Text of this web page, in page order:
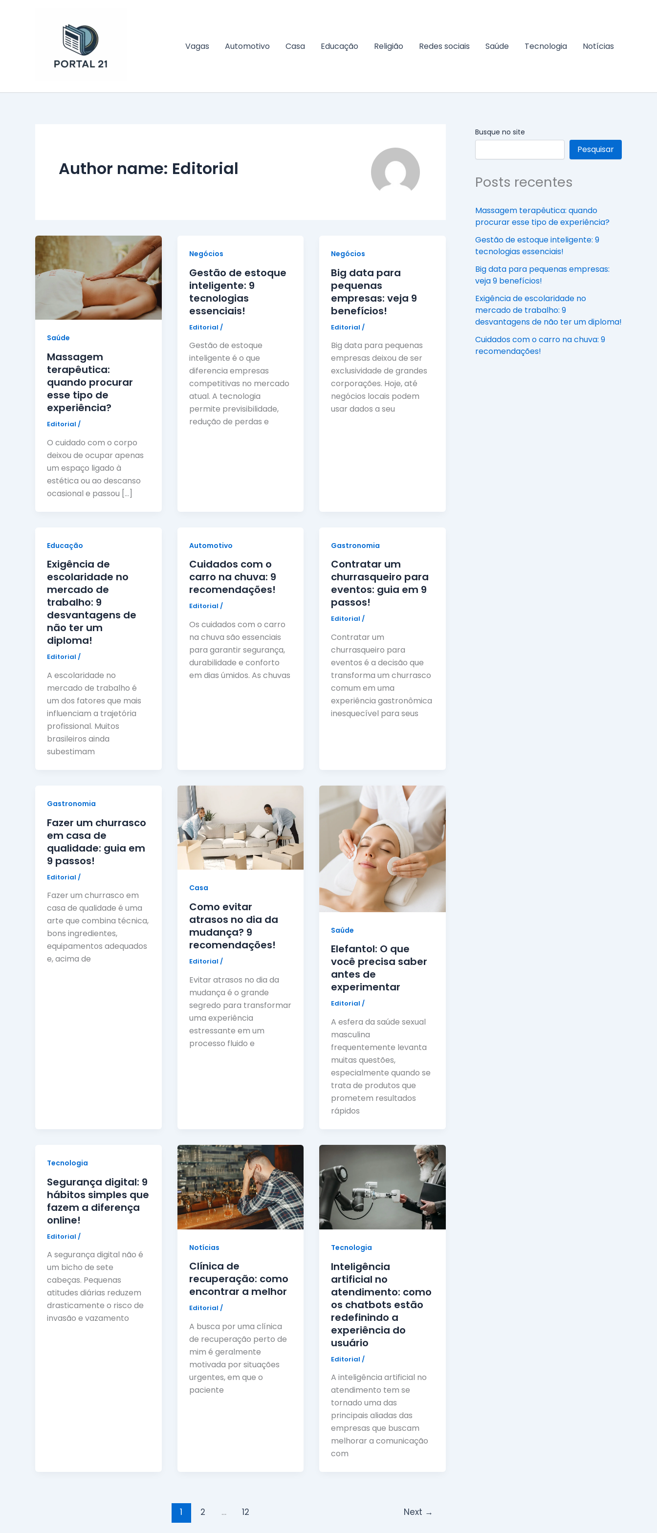
Vagas Automotivo Casa Educação Religião Redes sociais Saúde Tecnologia Notícias
Author name: Editorial
Saúde
Massagem
terapêutica:
quando procurar
esse tipo de
experiência?
Editorial /
O cuidado com o corpo
deixou de ocupar apenas
um espaço ligado à
estética ou ao descanso
ocasional e passou […]
Negócios
Gestão de estoque
inteligente: 9
tecnologias
essenciais!
Editorial /
Gestão de estoque
inteligente é o que
diferencia empresas
competitivas no mercado
atual. A tecnologia
permite previsibilidade,
redução de perdas e
Negócios
Big data para
pequenas
empresas: veja 9
benefícios!
Editorial /
Big data para pequenas
empresas deixou de ser
exclusividade de grandes
corporações. Hoje, até
negócios locais podem
usar dados a seu
Educação
Exigência de
escolaridade no
mercado de
trabalho: 9
desvantagens de
não ter um
diploma!
Editorial /
A escolaridade no
mercado de trabalho é
um dos fatores que mais
influenciam a trajetória
profissional. Muitos
brasileiros ainda
subestimam
Automotivo
Cuidados com o
carro na chuva: 9
recomendações!
Editorial /
Os cuidados com o carro
na chuva são essenciais
para garantir segurança,
durabilidade e conforto
em dias úmidos. As chuvas
Gastronomia
Contratar um
churrasqueiro para
eventos: guia em 9
passos!
Editorial/
Contratar um
churrasqueiro para
eventos é a decisão que
transforma um churrasco
comum em uma
experiência gastronômica
inesquecível para seus
Gastronomia
Fazer um churrasco
em casa de
qualidade: guia em
9 passos!
Editorial /
Fazer um churrasco em
casa de qualidade é uma
arte que combina técnica,
bons ingredientes,
equipamentos adequados
e, acima de
Casa
Como evitar
atrasos no dia da
mudança? 9
recomendações!
Editorial /
Evitar atrasos no dia da
mudança é o grande
segredo para transformar
uma experiência
estressante em um
processo fluido e
Saúde
Elefantol: O que
você precisa saber
antes de
experimentar
Editorial/
A esfera da saúde sexual
masculina
frequentemente levanta
muitas questões,
especialmente quando se
trata de produtos que
prometem resultados
rápidos
Tecnologia
Segurança digital: 9
hábitos simples que
fazem a diferença
online!
Editorial /
A segurança digital não é
um bicho de sete
cabeças. Pequenas
atitudes diárias reduzem
drasticamente o risco de
invasão e vazamento
Notícias
Clínica de
recuperação: como
encontrar a melhor
Editorial /
A busca por uma clínica
de recuperação perto de
mim é geralmente
motivada por situações
urgentes, em que o
paciente
Tecnologia
Inteligência
artificial no
atendimento: como
os chatbots estão
redefinindo a
experiência do
usuário
Editorial /
A inteligência artificial no
atendimento tem se
tornado uma das
principais aliadas das
empresas que buscam
melhorar a comunicação
com
1 2 … 12 Next →
Busque no site
Pesquisar
Posts recentes
Massagem terapêutica: quando
procurar esse tipo de experiência?
Gestão de estoque inteligente: 9
tecnologias essenciais!
Big data para pequenas empresas:
veja 9 benefícios!
Exigência de escolaridade no
mercado de trabalho: 9
desvantagens de não ter um diploma!
Cuidados com o carro na chuva: 9
recomendações!